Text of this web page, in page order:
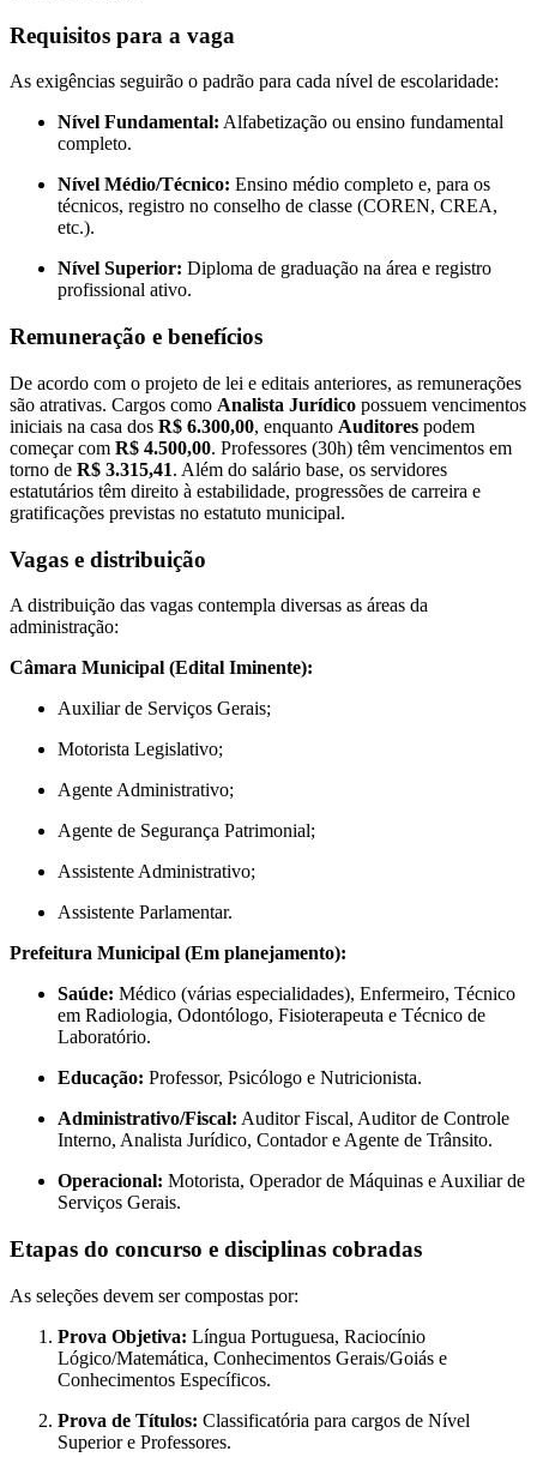
Requisitos para a vaga
As exigências seguirão o padrão para cada nível de escolaridade:
Nível Fundamental: Alfabetização ou ensino fundamental
completo.
Nível Médio/Técnico: Ensino médio completo e, para os
técnicos, registro no conselho de classe (COREN, CREA,
etc.).
Nível Superior: Diploma de graduação na área e registro
profissional ativo.
Remuneração e benefícios
De acordo com o projeto de lei e editais anteriores, as remunerações
são atrativas. Cargos como Analista Jurídico possuem vencimentos
iniciais na casa dos R$ 6.300,00, enquanto Auditores podem
começar com R$ 4.500,00. Professores (30h) têm vencimentos em
torno de R$ 3.315,41. Além do salário base, os servidores
estatutários têm direito à estabilidade, progressões de carreira e
gratificações previstas no estatuto municipal.
Vagas e distribuição
A distribuição das vagas contempla diversas as áreas da
administração:
Câmara Municipal (Edital Iminente):
Auxiliar de Serviços Gerais;
Motorista Legislativo;
Agente Administrativo;
Agente de Segurança Patrimonial;
Assistente Administrativo;
Assistente Parlamentar.
Prefeitura Municipal (Em planejamento):
Saúde: Médico (várias especialidades), Enfermeiro, Técnico
em Radiologia, Odontólogo, Fisioterapeuta e Técnico de
Laboratório.
Educação: Professor, Psicólogo e Nutricionista.
Administrativo/Fiscal: Auditor Fiscal, Auditor de Controle
Interno, Analista Jurídico, Contador e Agente de Trânsito.
Operacional: Motorista, Operador de Máquinas e Auxiliar de
Serviços Gerais.
Etapas do concurso e disciplinas cobradas
As seleções devem ser compostas por:
Prova Objetiva: Língua Portuguesa, Raciocínio
Lógico/Matemática, Conhecimentos Gerais/Goiás e
Conhecimentos Específicos.
Prova de Títulos: Classificatória para cargos de Nível
Superior e Professores.